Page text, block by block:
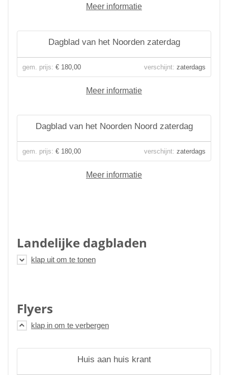
Meer informatie
Dagblad van het Noorden zaterdag
gem. prijs: € 180,00 verschijnt: zaterdags
Meer informatie
Dagblad van het Noorden Noord zaterdag
gem. prijs: € 180,00 verschijnt: zaterdags
Meer informatie
Landelijke dagbladen
Flyers
Huis aan huis krant